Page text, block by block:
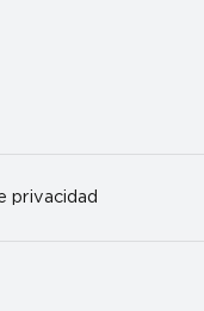
privacidad